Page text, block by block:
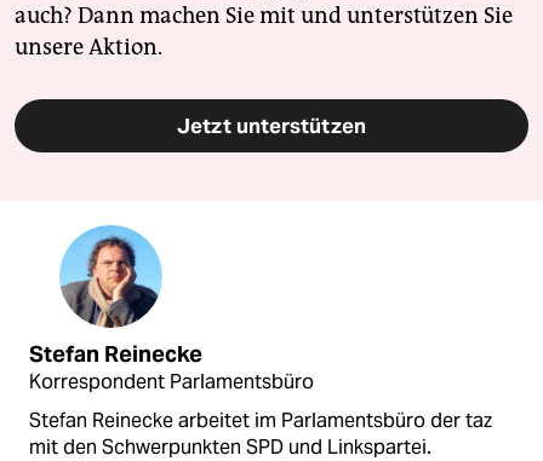
auch? Dann machen Sie mit und unterstützen Sie
unsere Aktion.
Jetzt unterstützen
Stefan Reinecke
Korrespondent Parlamentsbüro
Stefan Reinecke arbeitet im Parlamentsbüro der taz
mit den Schwerpunkten SPD und Linkspartei.